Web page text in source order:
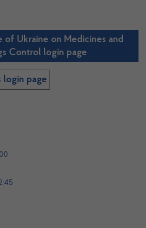
of Ukraine on Medicines and
Control login page
login page